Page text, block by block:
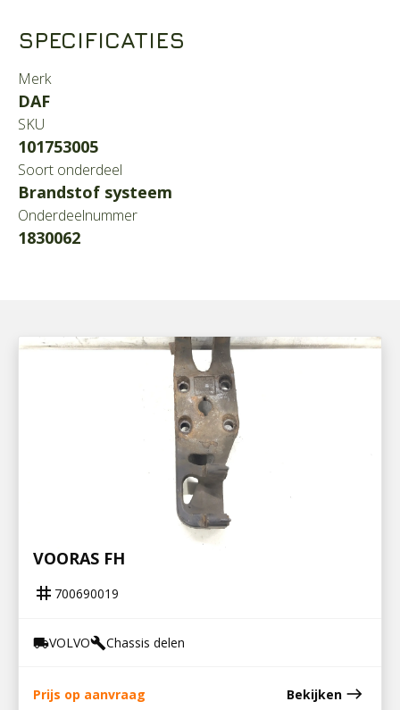
SPECIFICATIES
Merk
DAF
SKU
101753005
Soort onderdeel
Brandstof systeem
Onderdeelnummer
1830062
STEUN V STABILISATOR EN LUCHTBALG
VOORAS FH
tag 700690019
local_shippingVOLVObuildChassis delen
Prijs op aanvraag Bekijken east